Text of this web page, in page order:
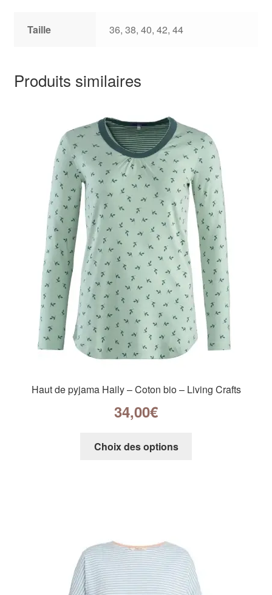
Taille 36, 38, 40, 42, 44
Produits similaires
Haut de pyjama Haily – Coton bio – Living Crafts
34,00€
Choix des options